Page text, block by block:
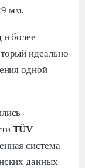
мм.
и более
идеально
одной
TÜV
система
данных